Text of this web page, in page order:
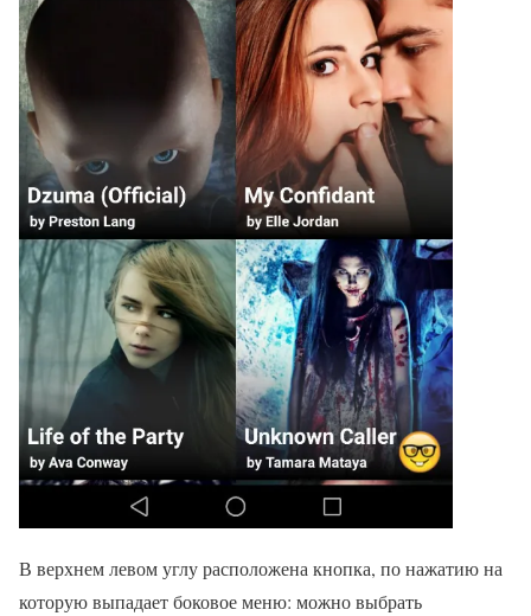
В верхнем левом углу расположена кнопка, по нажатию на
которую выпадает боковое меню: можно выбрать